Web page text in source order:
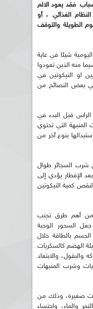
فقد يعود الالم
الغذائي ، أو
الطويلة والتوقف
شيئا في غاية
منه الذين تعودوا
او النيكوتين في
بعض النصائح من
قبل البدء في
التي تحتوي
بنوع آخر من
شرب السجائر طوال
الإفطار يؤدي إلى
كمية النيكوتين
من أهم طرق تجنب
السحور الوجبة
الجسم بالطاقة خلال
الهضم كالسكريات
والبقول، والابتعاد
وشرب المنبهات
صغيرة، وذلك من
والماء، واحتساء